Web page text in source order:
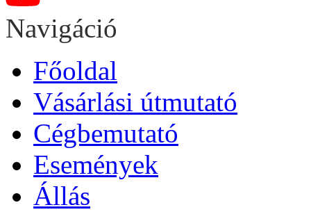
Navigáció
Főoldal
Vásárlási útmutató
Cégbemutató
Események
Állás